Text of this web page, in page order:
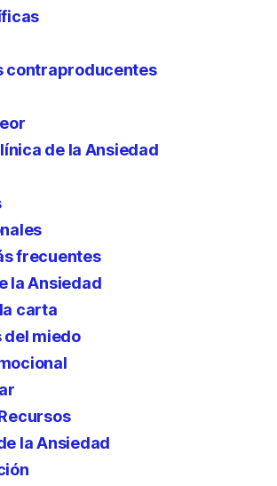
contraproducentes
de la Ansiedad
frecuentes
la Ansiedad
carta
del miedo
la Ansiedad